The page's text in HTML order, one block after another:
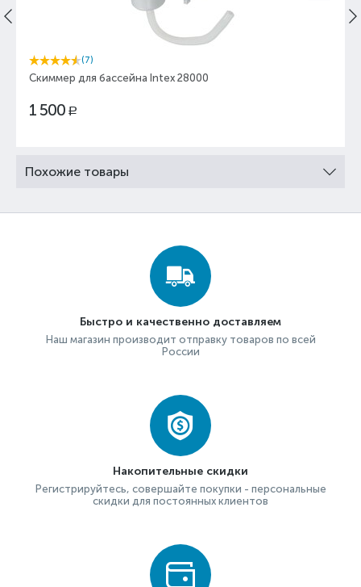
(7)
Скиммер для бассейна Intex 28000
1 500 Р
Похожие товары
Быстро и качественно доставляем
Наш магазин производит отправку товаров по всей
России
Накопительные скидки
Регистрируйтесь, совершайте покупки - персональные
скидки для постоянных клиентов